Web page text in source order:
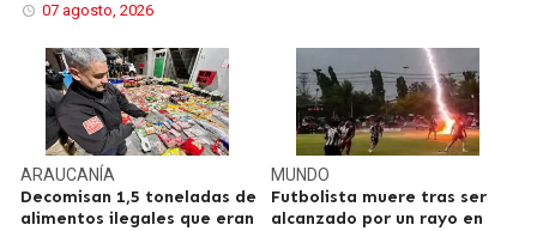
07 agosto, 2026
ARAUCANÍA
Decomisan 1,5 toneladas de
alimentos ilegales que eran
MUNDO
Futbolista muere tras ser
alcanzado por un rayo en